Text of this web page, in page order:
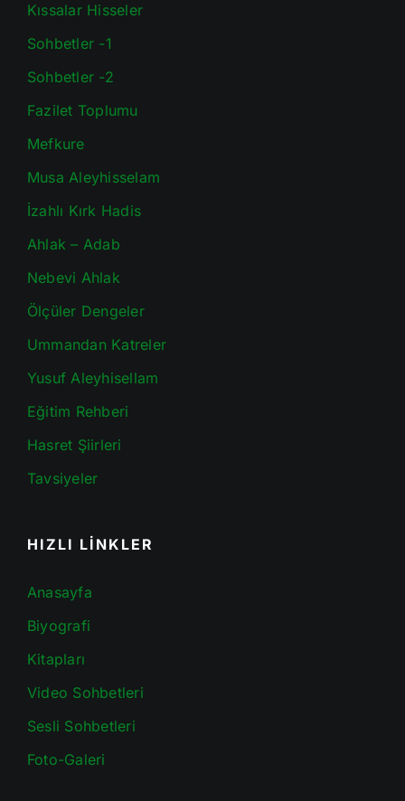
Kıssalar Hisseler
Sohbetler -1
Sohbetler -2
Fazilet Toplumu
Mefkure
Musa Aleyhisselam
İzahlı Kırk Hadis
Ahlak – Adab
Nebevi Ahlak
Ölçüler Dengeler
Ummandan Katreler
Yusuf Aleyhisellam
Eğitim Rehberi
Hasret Şiirleri
Tavsiyeler
HIZLI LİNKLER
Anasayfa
Biyografi
Kitapları
Video Sohbetleri
Sesli Sohbetleri
Foto-Galeri